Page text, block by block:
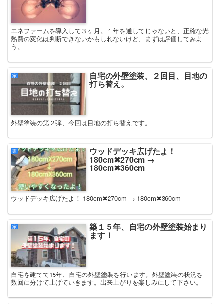
エネファームを導入して３ヶ月。１年を通してじゃないと、正確な光
熱費の変化は判断できないかもしれないけど、まずは評価してみよ
う。
家 自宅の外壁塗装、２回目、目地の
打ち替え。
外壁塗装の第２弾、今回は目地の打ち替えです。
家 ウッドデッキ広げたよ！
180cm✖︎270cm →
180cm✖︎360cm
ウッドデッキ広げたよ！ 180cm✖︎270cm → 180cm✖︎360cm
家 築１５年、自宅の外壁塗装始まり
ます！
自宅を建てて15年、自宅の外壁塗装を行います。外壁塗装の状況を
数回に分けて上げていきます。出来上がりを楽しみにして下さい。